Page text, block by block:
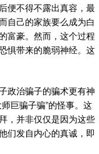
便不得不露出真容，最
自己的家族要么成为白
富豪。然而，这个过程
惧带来的脆弱神经。这
政治骗子的骗术更有神
巨骗子骗”的怪事。这
，并非仅仅是因为这些
们发自内心的真诚，即